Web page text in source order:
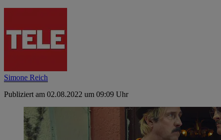
Simone Reich
Publiziert am 02.08.2022 um 09:09 Uhr